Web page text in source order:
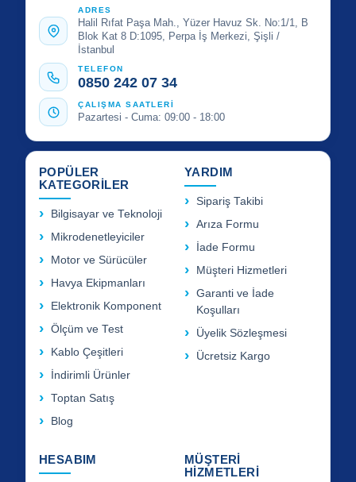
ADRES
Halil Rıfat Paşa Mah., Yüzer Havuz Sk. No:1/1, B
Blok Kat 8 D:1095, Perpa İş Merkezi, Şişli /
İstanbul
TELEFON
0850 242 07 34
ÇALIŞMA SAATLERİ
Pazartesi - Cuma: 09:00 - 18:00
POPÜLER
KATEGORİLER
Bilgisayar ve Teknoloji
Mikrodenetleyiciler
Motor ve Sürücüler
Havya Ekipmanları
Elektronik Komponent
Ölçüm ve Test
Kablo Çeşitleri
İndirimli Ürünler
Toptan Satış
Blog
YARDIM
Sipariş Takibi
Arıza Formu
İade Formu
Müşteri Hizmetleri
Garanti ve İade
Koşulları
Üyelik Sözleşmesi
Ücretsiz Kargo
HESABIM
MÜŞTERİ
HİZMETLERİ